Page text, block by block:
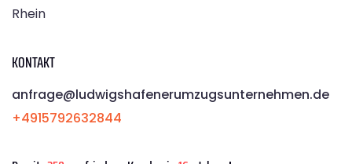
Rhein
KONTAKT
anfrage@ludwigshafenerumzugsunternehmen.de
+4915792632844